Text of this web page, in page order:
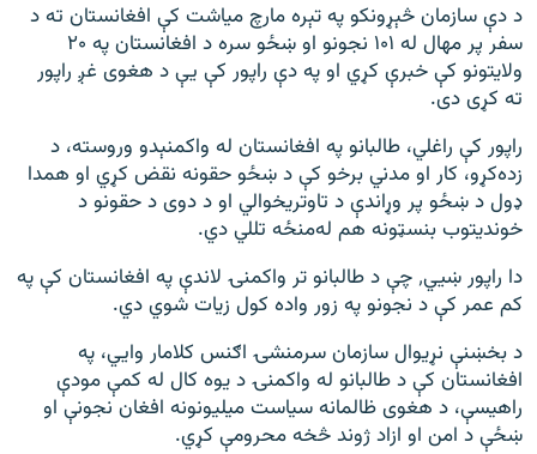
د دې سازمان څېړونکو په تېره مارچ میاشت کې افغانستان ته د
سفر پر مهال له ۱۰۱ نجونو او ښځو سره د افغانستان په ۲۰
ولایتونو کې خبرې کړي او په دې راپور کې یې د هغوی غږ راپور
ته کړی دی.
راپور کې راغلي، طالبانو په افغانستان له واکمنېدو وروسته، د
زده‌کړو، کار او مدني برخو کې د ښځو حقونه نقض کړي او همدا
ډول د ښځو پر وړاندې د تاوتریخوالي او د دوی د حقونو د
خوندیتوب بنسټونه هم له‌منځه تللي دي.
دا راپور ښيي٬ چې د طالبانو تر واکمنۍ لاندې په افغانستان کې په
کم عمر کې د نجونو په زور واده کول زیات شوي دي.
د بخښنې نړیوال سازمان سرمنشۍ اګنس کلامار وايي، په
افغانستان کې د طالبانو له واکمنۍ د یوه کال له کمې مودې
راهیسې، د هغوی ظالمانه سیاست میلیونونه افغان نجونې او
ښځې د امن او ازاد ژوند څخه محرومې کړي.